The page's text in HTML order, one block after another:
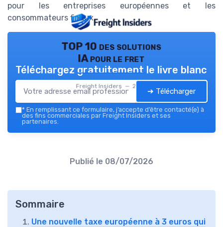
pour les entreprises européennes et les
consommateurs finaux.
TOP 10 des solutions
IA pour le fret
Freight Insiders — 2026
Téléchargez gratuitement le livre blanc
➔ Télécharger
* En remplissant ce formulaire, j’accepte d’être contacté(e) à
des fins commerciales par Freight Insiders et ses
partenaires.
Publié le 08/07/2026
Sommaire
Une nouvelle taxe européenne à 3 euros qui